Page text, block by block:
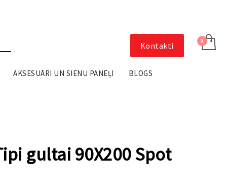
Kontakti
AKSESUĀRI UN SIENU PANEĻI BLOGS
gultai 90X200 Spot